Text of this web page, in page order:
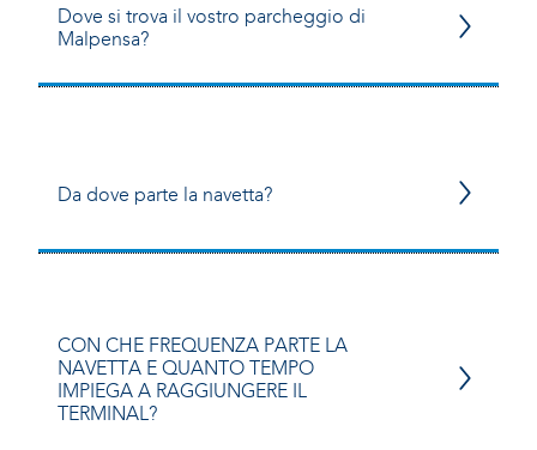
Dove si trova il vostro parcheggio di
Malpensa?
Da dove parte la navetta?
CON CHE FREQUENZA PARTE LA
NAVETTA E QUANTO TEMPO
IMPIEGA A RAGGIUNGERE IL
TERMINAL?